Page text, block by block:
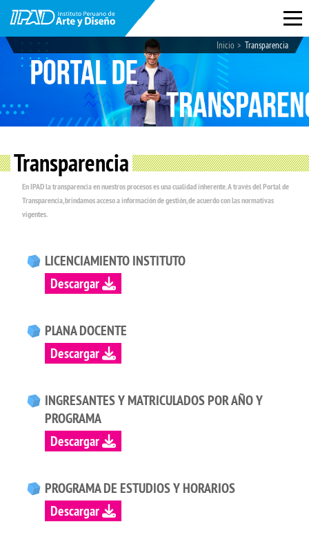
Inicio Transparencia
Transparencia
En IPAD la transparencia en nuestros procesos es una cualidad inherente. A través del Portal de
Transparencia, brindamos acceso a información de gestión, de acuerdo con las normativas
vigentes.
LICENCIAMIENTO INSTITUTO
Descargar
PLANA DOCENTE
Descargar
INGRESANTES Y MATRICULADOS POR AÑO Y
PROGRAMA
Descargar
PROGRAMA DE ESTUDIOS Y HORARIOS
Descargar